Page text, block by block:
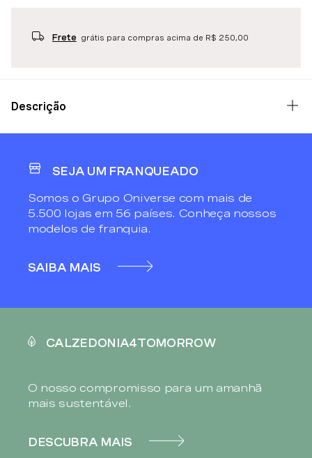
Frete grátis para compras acima de R$ 250,00
Descrição
SEJA UM FRANQUEADO
Somos o Grupo Oniverse com mais de
5.500 lojas em 56 países. Conheça nossos
modelos de franquia.
SAIBA MAIS
CALZEDONIA4TOMORROW
O nosso compromisso para um amanhã
mais sustentável.
DESCUBRA MAIS